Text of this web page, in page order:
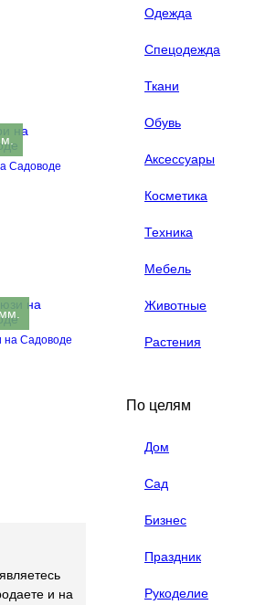
Садоводе
Садоводе
и на
Одежда
Спецодежда
Ткани
Обувь
Аксессуары
Косметика
Техника
Мебель
Животные
Растения
По целям
Дом
Сад
Бизнес
Праздник
Рукоделие